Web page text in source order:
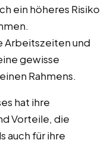
ein höheres Risiko
und
gewisse
Rahmens.
hat ihre
Vorteile, die
auch für ihre